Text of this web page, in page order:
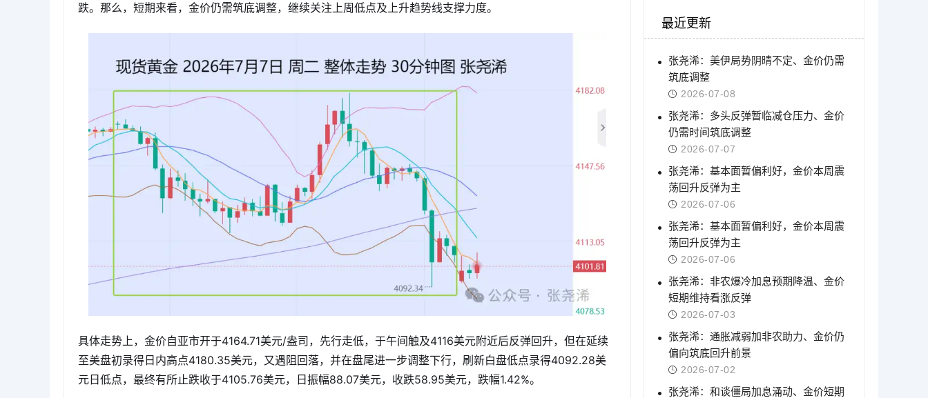
跌。那么，短期来看，金价仍需筑底调整，继续关注上周低点及上升趋势线支撑力度。
具体走势上，金价自亚市开于4164.71美元/盎司，先行走低，于午间触及4116美元附近后反弹回升，但在延续
至美盘初录得日内高点4180.35美元，又遇阻回落，并在盘尾进一步调整下行，刷新白盘低点录得4092.28美
元日低点，最终有所止跌收于4105.76美元，日振幅88.07美元，收跌58.95美元，跌幅1.42%。
最近更新
张尧浠：美伊局势阴晴不定、金价仍需
筑底调整
2026-07-08
张尧浠：多头反弹暂临减仓压力、金价
仍需时间筑底调整
2026-07-07
张尧浠：基本面暂偏利好，金价本周震
荡回升反弹为主
2026-07-06
张尧浠：基本面暂偏利好，金价本周震
荡回升反弹为主
2026-07-06
张尧浠：非农爆冷加息预期降温、金价
短期维持看涨反弹
2026-07-03
张尧浠：通胀减弱加非农助力、金价仍
偏向筑底回升前景
2026-07-02
张尧浠：和谈僵局加息涌动、金价短期